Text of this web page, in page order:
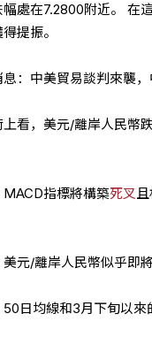
幅處在7.2800附近。 在
提振。
息：中美貿易談判來襲
上看，美元/離岸人民幣
MACD指標將構築死叉
美元/離岸人民幣似乎即
50日均線和3月下旬以來